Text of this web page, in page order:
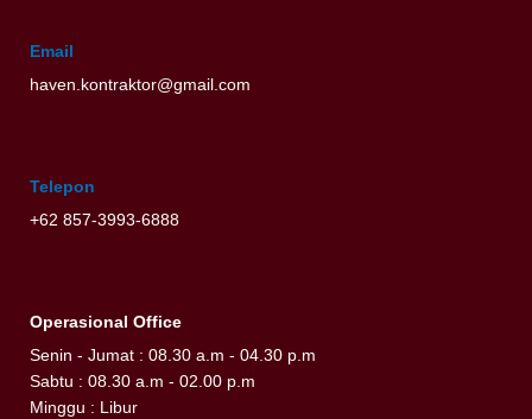
Email
haven.kontraktor@gmail.com
Telepon
+62 857-3993-6888
Operasional Office
Senin - Jumat : 08.30 a.m - 04.30 p.m
Sabtu : 08.30 a.m - 02.00 p.m
Minggu : Libur